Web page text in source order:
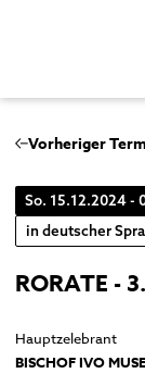
Vorheriger
So. 15.12.2024 -
in deutscher
RORATE -
Hauptzelebrant
BISCHOF IVO